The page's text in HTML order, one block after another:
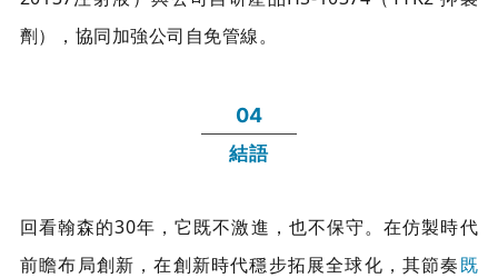
劑），協同加強公司自免管線。
04
結語
回看翰森的30年，它既不激進，也不保守。在仿製時代
前瞻布局創新，在創新時代穩步拓展全球化，其節奏既